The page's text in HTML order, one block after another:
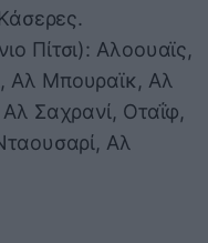
Πίτσι): Αλοουαϊς,
Αλ Μπουραϊκ, Αλ
Σαχρανί, Οταΐφ,
Αλ